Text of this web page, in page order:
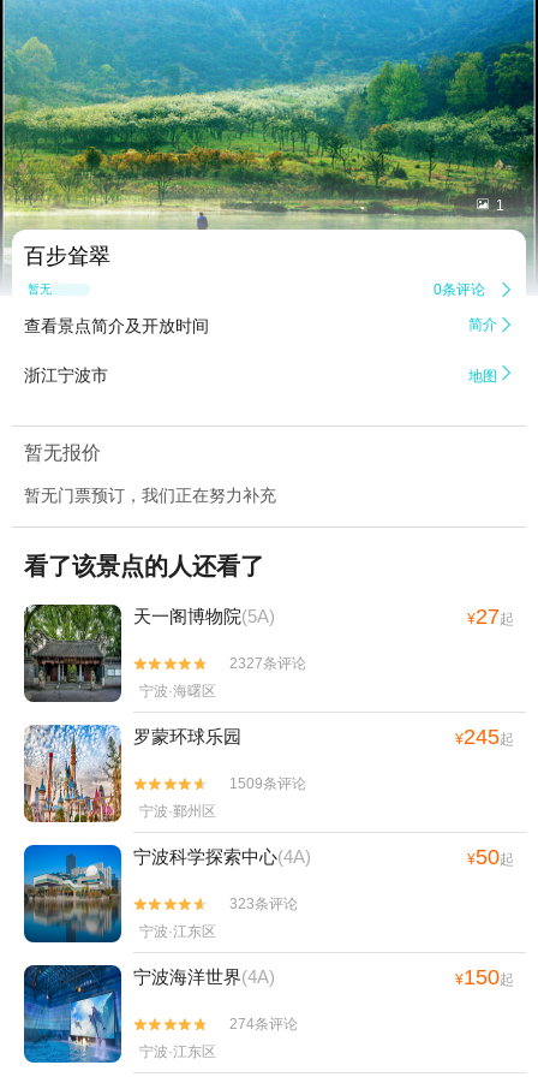
 1
百步耸翠
暂无点评 0条评论 
查看景点简介及开放时间 简介 
浙江宁波市 地图 
暂无报价
暂无门票预订，我们正在努力补充
看了该景点的人还看了
天一阁博物院(5A) ¥27起


2327条评论
宁波·海曙区
罗蒙环球乐园 ¥245起


1509条评论
宁波·鄞州区
宁波科学探索中心(4A) ¥50起


323条评论
宁波·江东区
宁波海洋世界(4A) ¥150起


274条评论
宁波·江东区
